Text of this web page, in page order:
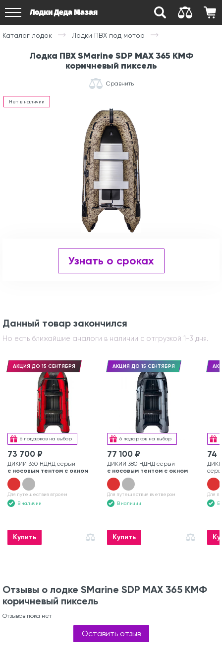
Лодки Деда Мазая
Каталог лодок Лодки ПВХ под мотор
Лодка ПВХ SMarine SDP MAX 365 КМФ
коричневый пиксель
Сравнить
Нет в наличии
Узнать о сроках
Данный товар закончился
Но есть ближайшие аналоги в наличии с отгрузкой 1-3 дня.
6 подарков на выбор
АКЦИЯ ДО 15 СЕНТЯБРЯ
73 700 ₽
ДИКИЙ 360 НДНД серый
с носовым тентом с окном
Для путешествия втроем
В наличии
Купить
6 подарков на выбор
АКЦИЯ ДО 15 СЕНТЯБРЯ
77 100 ₽
ДИКИЙ 380 НДНД серый
с носовым тентом с окном
Для путешествия вчетвером
В наличии
Купить
74
Для
В
Отзывы о лодке SMarine SDP MAX 365 КМФ
коричневый пиксель
Отзывов пока нет
Оставить отзыв